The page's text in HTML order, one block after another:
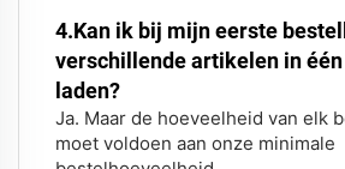
4.Kan ik bij mijn eerste
verschillende artikelen in
laden?
Ja. Maar de hoeveelheid van elk
moet voldoen aan onze minimale